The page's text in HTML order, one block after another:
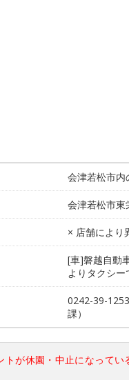
会津若松市
会津若松市東
× 店舗により
[車]磐越自動
よりタクシー
0242-39-
課）
が休園・中止になって